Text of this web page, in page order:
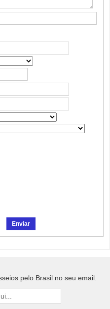
pelo Brasil no seu email.